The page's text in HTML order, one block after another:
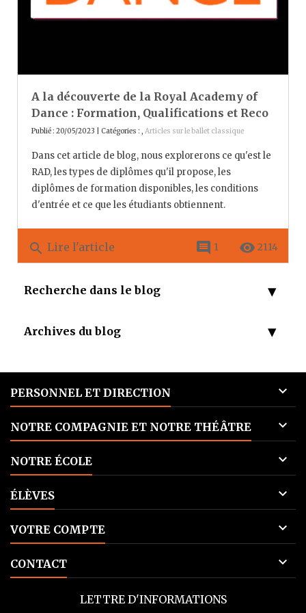
A la découverte de la Royal Academy of
Dance : Formation, Qualifications et Reco
Publié : 20/05/2023 | Catégories : , Articles sur le ballet classique
Dans cet article de blog, nous explorerons ce qu'est le
RAD, les types de diplômes qu'il propose, les
diplômes de formation disponibles, les conditions
d'entrée et ce que les étudiants obtiennent.
search Lire l'article remove_red_eye 2114
comment 1
Recherche dans le blog
Archives du blog
PERSONNEL ET DIRECTION 
NOTRE COMPAGNIE ET NOTRE THÉÂTRE 
NOTRE ÉCOLE 
ÉLÈVES 
VOTRE COMPTE 
CONTACT 
LETTRE D'INFORMATIONS